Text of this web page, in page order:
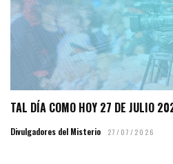
TAL DÍA COMO HOY 27 DE JULIO
Divulgadores del Misterio 27/07/2026